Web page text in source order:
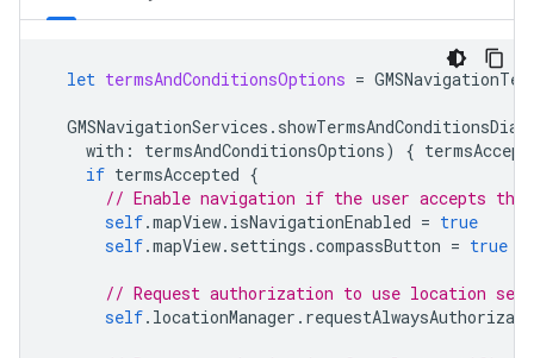
let termsAndConditionsOptions =
GMSNavigationServices .
with : termsAndConditionsOptions) {
if termsAccepted {
// Enable navigation if the user accepts the
self.mapView. isNavigationEnabled = true
self.mapView. settings .compassButton = true
// Request authorization to use location
self. locationManager .